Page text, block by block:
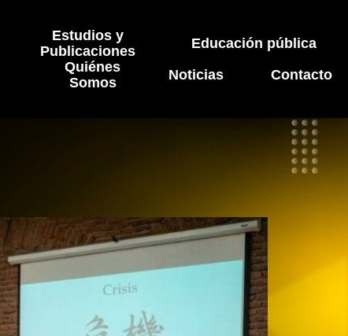
Estudios y
Publicaciones
Educación pública
Quiénes
Somos
Noticias Contacto